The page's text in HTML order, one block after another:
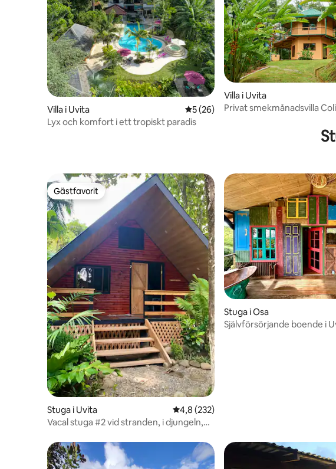
Villa i Uvita 5 av 5 i genomsnittligt betyg, 26
5 (26)
Lyx och komfort i ett tropiskt paradis
Villa i Uvita
Privat smekmånadsvilla
Gästfavorit
Gästfavorit
Stuga i Uvita 4,8 av 5 i genomsnittligt betyg, 232
4,8 (232)
Vacal stuga #2 vid stranden, i djungeln,
Stuga i Osa
Självförsörjande boende i